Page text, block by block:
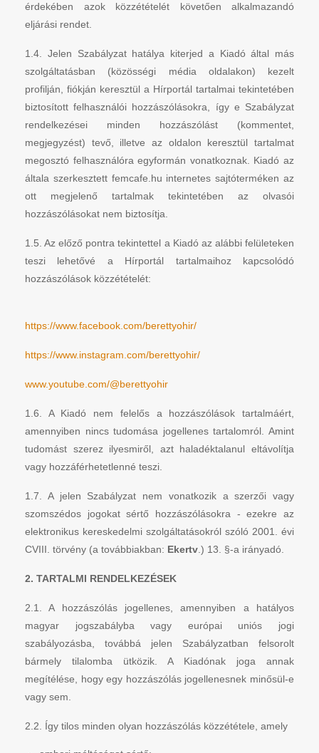
érdekében azok közzétételét követően alkalmazandó
eljárási rendet.
1.4. Jelen Szabályzat hatálya kiterjed a Kiadó által más
szolgáltatásban (közösségi média oldalakon) kezelt
profilján, fiókján keresztül a Hírportál tartalmai tekintetében
biztosított felhasználói hozzászólásokra, így e Szabályzat
rendelkezései minden hozzászólást (kommentet,
megjegyzést) tevő, illetve az oldalon keresztül tartalmat
megosztó felhasználóra egyformán vonatkoznak. Kiadó az
általa szerkesztett femcafe.hu internetes sajtóterméken az
ott megjelenő tartalmak tekintetében az olvasói
hozzászólásokat nem biztosítja.
1.5. Az előző pontra tekintettel a Kiadó az alábbi felületeken
teszi lehetővé a Hírportál tartalmaihoz kapcsolódó
hozzászólások közzétételét:
https://www.facebook.com/berettyohir/
https://www.instagram.com/berettyohir/
www.youtube.com/@berettyohir
1.6. A Kiadó nem felelős a hozzászólások tartalmáért,
amennyiben nincs tudomása jogellenes tartalomról. Amint
tudomást szerez ilyesmiről, azt haladéktalanul eltávolítja
vagy hozzáférhetetlenné teszi.
1.7. A jelen Szabályzat nem vonatkozik a szerzői vagy
szomszédos jogokat sértő hozzászólásokra - ezekre az
elektronikus kereskedelmi szolgáltatásokról szóló 2001. évi
CVIII. törvény (a továbbiakban: Ekertv.) 13. §-a irányadó.
2. TARTALMI RENDELKEZÉSEK
2.1. A hozzászólás jogellenes, amennyiben a hatályos
magyar jogszabályba vagy európai uniós jogi
szabályozásba, továbbá jelen Szabályzatban felsorolt
bármely tilalomba ütközik. A Kiadónak joga annak
megítélése, hogy egy hozzászólás jogellenesnek minősül-e
vagy sem.
2.2. Így tilos minden olyan hozzászólás közzététele, amely